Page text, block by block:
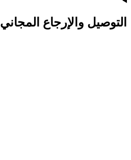
التوصيل والإرجاع المجاني